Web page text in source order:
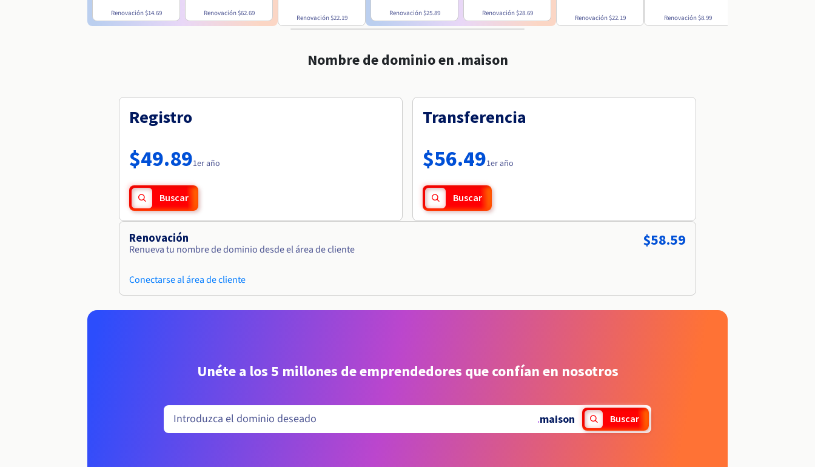
Renovación$14.69 Renovación$62.69
Renovación$22.19
Renovación$25.89 Renovación$28.69
Renovación$22.19 Renovación$8.99
Nombre de dominio en .maison
Registro
$49.891er año
Buscar
Transferencia
$56.491er año
Buscar
Renovación
Renueva tu nombre de dominio desde el área de cliente
Conectarse al área de cliente
$58.59
Unéte a los 5 millones de emprendedores que confían en nosotros
.maison Buscar